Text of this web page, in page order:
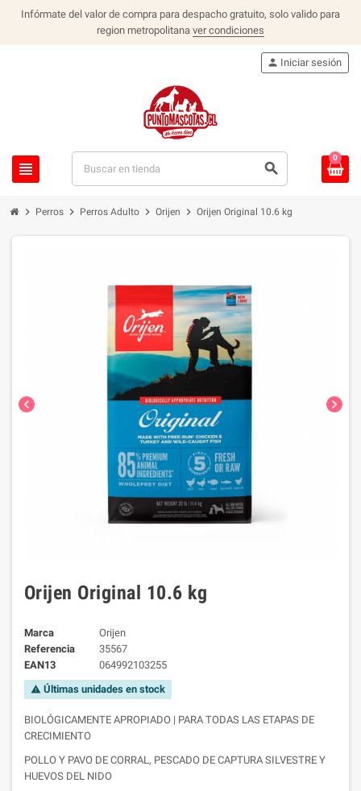
Infórmate del valor de compra para despacho gratuito, solo valido para
region metropolitana ver condiciones
view_headline search
person Iniciar sesión
0
chevron_right Perros chevron_right Perros Adulto chevron_right Orijen chevron_right Orijen Original 10.6 kg
chevron_left chevron_right
Orijen Original 10.6 kg
Marca
Orijen
Referencia
35567
EAN13
064992103255
warning Últimas unidades en stock
BIOLÓGICAMENTE APROPIADO | PARA TODAS LAS ETAPAS DE
CRECIMIENTO
POLLO Y PAVO DE CORRAL, PESCADO DE CAPTURA SILVESTRE Y
HUEVOS DEL NIDO